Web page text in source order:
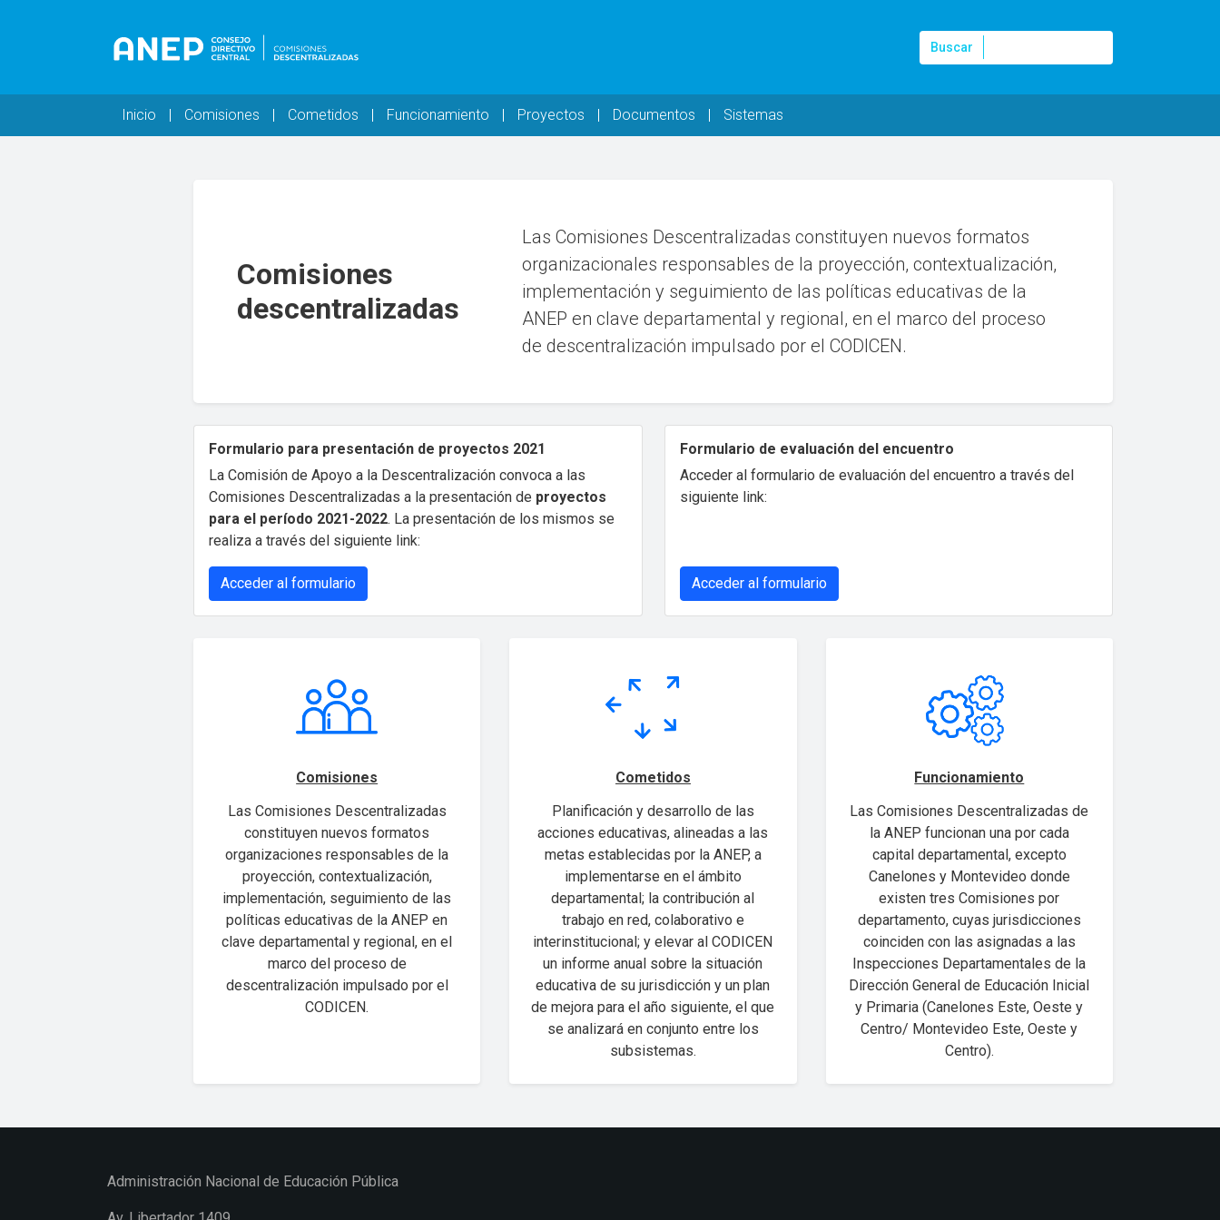
Buscar
Buscar
Navegación principal
Inicio Comisiones Cometidos Funcionamiento Proyectos Documentos Sistemas
Comisiones
descentralizadas
Las Comisiones Descentralizadas constituyen nuevos formatos
organizacionales responsables de la proyección, contextualización,
implementación y seguimiento de las políticas educativas de la
ANEP en clave departamental y regional, en el marco del proceso
de descentralización impulsado por el CODICEN.
Formulario para presentación de proyectos 2021
La Comisión de Apoyo a la Descentralización convoca a las
Comisiones Descentralizadas a la presentación de proyectos
para el período 2021-2022. La presentación de los mismos se
realiza a través del siguiente link:
Acceder al formulario
Formulario de evaluación del encuentro
Acceder al formulario de evaluación del encuentro a través del
siguiente link:
Acceder al formulario
Comisiones
Las Comisiones Descentralizadas
constituyen nuevos formatos
organizaciones responsables de la
proyección, contextualización,
implementación, seguimiento de las
políticas educativas de la ANEP en
clave departamental y regional, en el
marco del proceso de
descentralización impulsado por el
CODICEN.
Cometidos
Planificación y desarrollo de las
acciones educativas, alineadas a las
metas establecidas por la ANEP, a
implementarse en el ámbito
departamental; la contribución al
trabajo en red, colaborativo e
interinstitucional; y elevar al CODICEN
un informe anual sobre la situación
educativa de su jurisdicción y un plan
de mejora para el año siguiente, el que
se analizará en conjunto entre los
subsistemas.
Funcionamiento
Las Comisiones Descentralizadas de
la ANEP funcionan una por cada
capital departamental, excepto
Canelones y Montevideo donde
existen tres Comisiones por
departamento, cuyas jurisdicciones
coinciden con las asignadas a las
Inspecciones Departamentales de la
Dirección General de Educación Inicial
y Primaria (Canelones Este, Oeste y
Centro/ Montevideo Este, Oeste y
Centro).
Administración Nacional de Educación Pública